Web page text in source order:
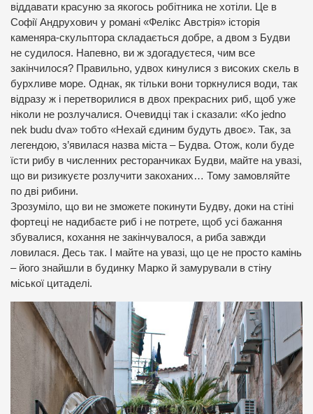
віддавати красуню за якогось робітника не хотіли. Це в
Софії Андрухович у романі «Фелікс Австрія» історія
каменяра-скульптора складається добре, а двом з Будви
не судилося. Напевно, ви ж здогадуєтеся, чим все
закінчилося? Правильно, удвох кинулися з високих скель в
бурхливе море. Однак, як тільки вони торкнулися води, так
відразу ж і перетворилися в двох прекрасних риб, щоб уже
ніколи не розлучалися. Очевидці так і сказали: «Ko jedno
nek budu dva» тобто «Нехай єдиним будуть двоє». Так, за
легендою, з’явилася назва міста – Будва. Отож, коли буде
їсти рибу в численних ресторанчиках Будви, майте на увазі,
що ви ризикуєте розлучити закоханих… Тому замовляйте
по дві рибини.
Зрозуміло, що ви не зможете покинути Будву, доки на стіні
фортеці не надибаєте риб і не потрете, щоб усі бажання
збувалися, кохання не закінчувалося, а риба завжди
ловилася. Десь так. І майте на увазі, що це не просто камінь
– його знайшли в будинку Марко й замурували в стіну
міської цитаделі.